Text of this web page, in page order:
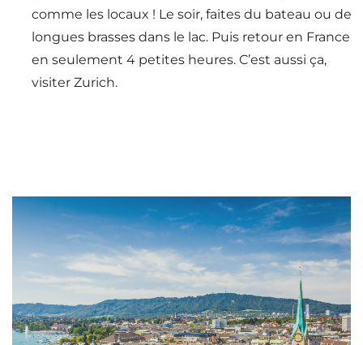
comme les locaux ! Le soir, faites du bateau ou de
longues brasses dans le lac. Puis retour en France
en seulement 4 petites heures. C’est aussi ça,
visiter Zurich.